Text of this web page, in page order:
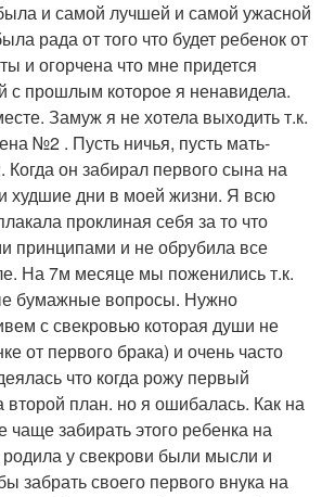
и самой лучшей и самой ужасной
рада от того что будет ребенок от
и огорчена что мне придется
с прошлым которое я ненавидела.
Замуж я не хотела выходить т.к.
№2 . Пусть ничья, пусть мать-
он забирал первого сына на
худшие дни в моей жизни. Я всю
проклиная себя за то что
принципами и не обрубила все
На 7м месяце мы поженились т.к.
бумажные вопросы. Нужно
с свекровью которая души не
от первого брака) и очень часто
что когда рожу первый
второй план. но я ошибалась. Как на
забирать этого ребенка на
у свекрови были мысли и
забрать своего первого внука на